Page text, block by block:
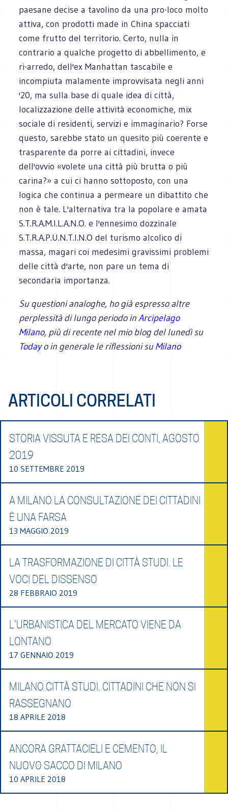
paesane decise a tavolino da una pro-loco molto
attiva, con prodotti made in China spacciati
come frutto del territorio. Certo, nulla in
contrario a qualche progetto di abbellimento, e
ri-arredo, dell'ex Manhattan tascabile e
incompiuta malamente improvvisata negli anni
'20, ma sulla base di quale idea di città,
localizzazione delle attività economiche, mix
sociale di residenti, servizi e immaginario? Forse
questo, sarebbe stato un quesito più coerente e
trasparente da porre ai cittadini, invece
dell'ovvio «volete una città più brutta o più
carina?» a cui ci hanno sottoposto, con una
logica che continua a permeare un dibattito che
non è tale. L'alternativa tra la popolare e amata
S.T.R.A.M.I.L.A.N.O. e l'ennesimo dozzinale
S.T.R.A.P.U.N.T.I.N.O del turismo alcolico di
massa, magari coi medesimi gravissimi problemi
delle città d'arte, non pare un tema di
secondaria importanza.
Su questioni analoghe, ho già espresso altre
perplessità di lungo periodo inArcipelago
Milano, più di recente nel mio blog del lunedì su
Todayo in generale le riflessioni suMilano
ARTICOLI CORRELATI
STORIA VISSUTA E RESA DEI CONTI, AGOSTO
2019
10 SETTEMBRE 2019
A MILANO LA CONSULTAZIONE DEI CITTADINI
È UNA FARSA
13 MAGGIO 2019
LA TRASFORMAZIONE DI CITTÀ STUDI. LE
VOCI DEL DISSENSO
28 FEBBRAIO 2019
L’URBANISTICA DEL MERCATO VIENE DA
LONTANO
17 GENNAIO 2019
MILANO CITTÀ STUDI. CITTADINI CHE NON SI
RASSEGNANO
18 APRILE 2018
ANCORA GRATTACIELI E CEMENTO, IL
NUOVO SACCO DI MILANO
10 APRILE 2018